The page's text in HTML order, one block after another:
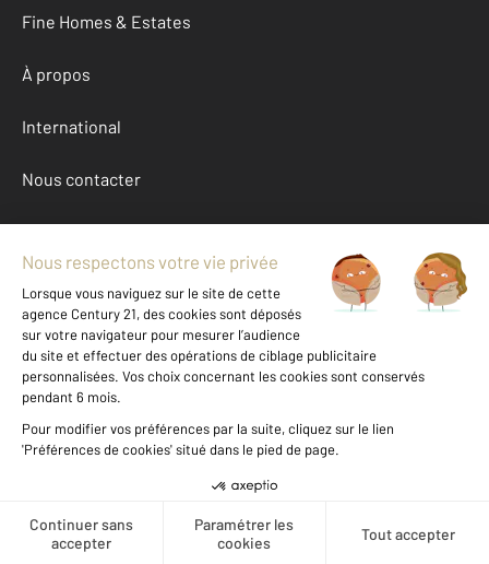
Téléphoner
Fine Homes & Estates
À propos
International
Nous contacter
Mentions légales & CGU et Barèmes d'honoraires
Données personnelles
Gestionnaire des cookies
Location appartement autour de BELFORT (90000)